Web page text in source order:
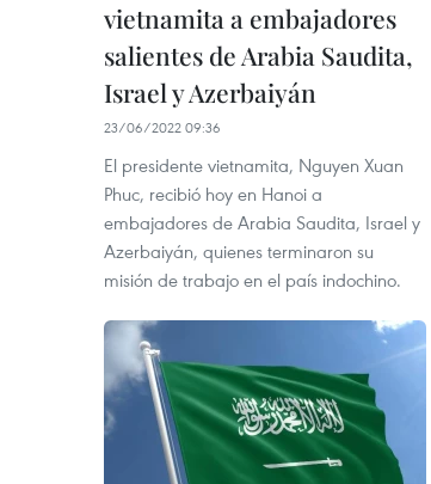
vietnamita a embajadores
salientes de Arabia Saudita,
Israel y Azerbaiyán
23/06/2022 09:36
El presidente vietnamita, Nguyen Xuan
Phuc, recibió hoy en Hanoi a
embajadores de Arabia Saudita, Israel y
Azerbaiyán, quienes terminaron su
misión de trabajo en el país indochino.